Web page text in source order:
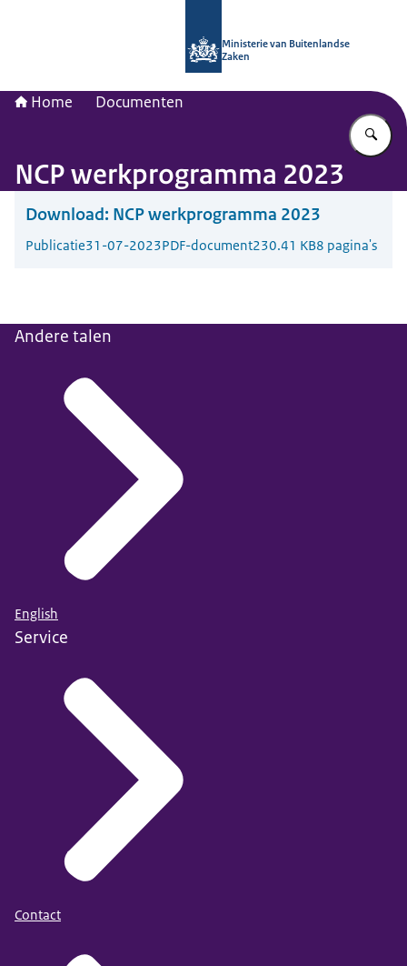
Ministerie van Buitenlandse
Zaken
Home Documenten
NCP werkprogramma 2023
Download: NCP werkprogramma 2023
Publicatie31-07-2023PDF-document230.41 KB8 pagina's
Andere talen
English
Service
Contact